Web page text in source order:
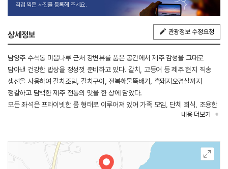
직접 찍은 사진을 등록해 주세요.
상세정보 관광정보 수정요청
남양주 수석동 미음나루 근처 강변뷰를 품은 공간에서 제주 감성을 그대로
담아낸 건강한 밥상을 정성껏 준비하고 있다. 갈치, 고등어 등 제주 현지 직송
생선을 사용하여 갈치조림, 갈치구이, 전복해물뚝배기, 흑돼지오겹살까지
정갈하고 담백한 제주 전통의 맛을 한 상에 담았다.
모든 좌석은 프라이빗한 룸 형태로 이루어져 있어 가족 모임, 단체 회식, 조용한
데이트까지 편안하고 여유 있는 시간을 보낼 수 있다. 창밖으로는 탁 트인
식사 후에는 야외 테라스와 정원에서 커피 한 잔을 하며 여유로운 시간도 가질
내용 더보기